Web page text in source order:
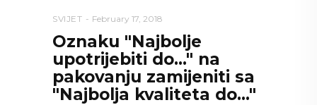
SVIJET February 17, 2018
Oznaku "Najbolje
upotrijebiti do…" na
pakovanju zamijeniti sa
"Najbolja kvaliteta do…"